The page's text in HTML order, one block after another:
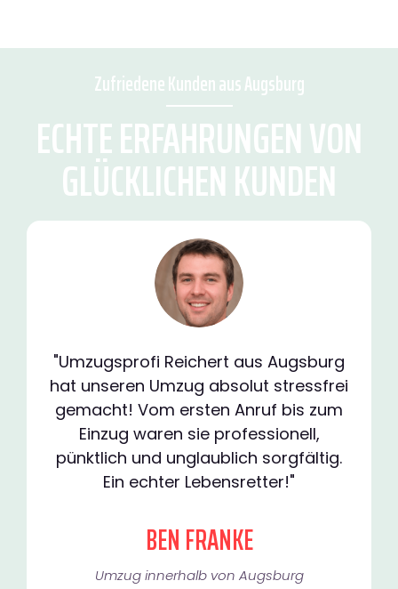
Zufriedene Kunden aus Augsburg
ECHTE ERFAHRUNGEN VON
GLÜCKLICHEN KUNDEN
"Umzugsprofi Reichert aus Augsburg
hat unseren Umzug absolut stressfrei
gemacht! Vom ersten Anruf bis zum
Einzug waren sie professionell,
pünktlich und unglaublich sorgfältig.
Ein echter Lebensretter!"
BEN FRANKE
Umzug innerhalb von Augsburg​